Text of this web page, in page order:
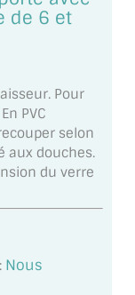
de 6 et
Pour
PVC
selon
aux douches.
du verre
Nous